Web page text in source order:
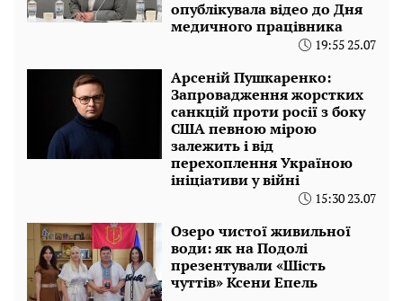
опублікувала відео до Дня
медичного працівника
19:55 25.07
Арсеній Пушкаренко:
Запровадження жорстких
санкцій проти росії з боку
США певною мірою
залежить і від
перехоплення Україною
ініціативи у війні
15:30 23.07
Озеро чистої живильної
води: як на Подолі
презентували «Шість
чуттів» Ксени Епель